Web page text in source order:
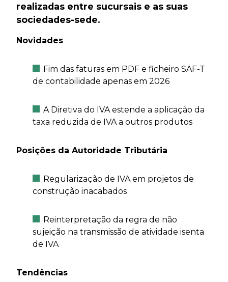
realizadas entre sucursais e as suas
sociedades-sede.
Novidades
Fim das faturas em PDF e ficheiro SAF-T
de contabilidade apenas em 2026
A Diretiva do IVA estende a aplicação da
taxa reduzida de IVA a outros produtos
Posições da Autoridade Tributária
Regularização de IVA em projetos de
construção inacabados
Reinterpretação da regra de não
sujeição na transmissão de atividade isenta
de IVA
Tendências